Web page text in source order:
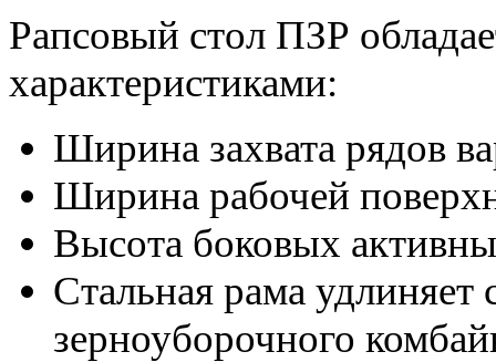
Рапсовый стол ПЗР
характеристиками:
Ширина захвата рядов
Ширина рабочей
Высота боковых
Стальная рама
зерноуборочного